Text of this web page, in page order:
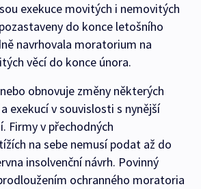
exekuce movitých i nemovitých
do konce letošního
navrhovala moratorium na
věcí do konce února.
obnovuje změny některých
exekucí v souvislosti s nynější
Firmy v přechodných
na sebe nemusí podat až do
insolvenční návrh. Povinný
ochranného moratoria